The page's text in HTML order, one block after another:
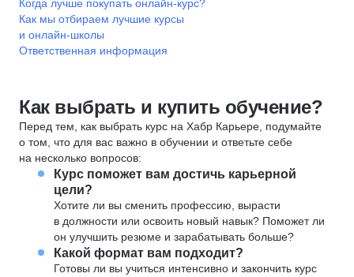
Когда лучше покупать онлайн-курс?
Как мы отбираем лучшие курсы
и онлайн-школы
Ответственная информация
Как выбрать и купить обучение?
Перед тем, как выбрать курс на Хабр Карьере, подумайте
о том, что для вас важно в обучении и ответьте себе
на несколько вопросов:
Курс поможет вам достичь карьерной
цели?
Хотите ли вы сменить профессию, вырасти
в должности или освоить новый навык? Поможет ли
он улучшить резюме и зарабатывать больше?
Какой формат вам подходит?
Готовы ли вы учиться интенсивно и закончить курс